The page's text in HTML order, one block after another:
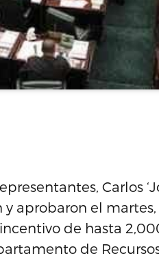
Carlos
aprobaron el
de hasta
de